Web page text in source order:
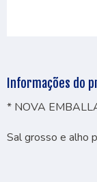
Informações do
* NOVA
Sal grosso e alho